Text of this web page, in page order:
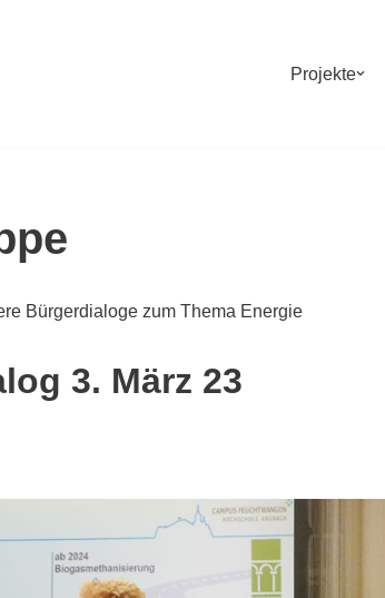
Projekte
Bürgerdialoge zum Thema Energie
3. März 23